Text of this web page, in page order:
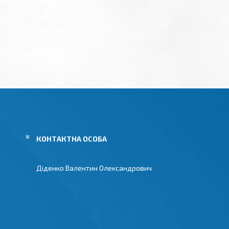
Діденко Валентин Олександрович